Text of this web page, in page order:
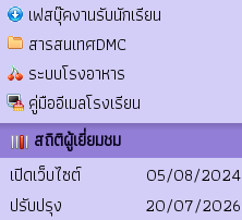
เฟสบุ๊คงานรับนักเรียน
สารสนเทศDMC
ระบบโรงอาหาร
คู่มืออีเมลโรงเรียน
สถิติผู้เยี่ยมชม
เปิดเว็บไซต์
05/08/2024
ปรับปรุง
20/07/2026